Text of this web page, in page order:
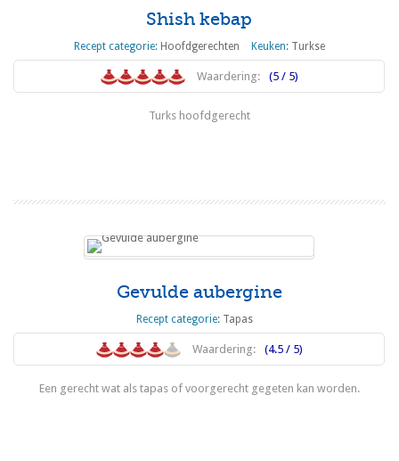
Shish kebap
Recept categorie: Hoofdgerechten Keuken: Turkse
Waardering: (5 / 5)
Turks hoofdgerecht
Gevulde aubergine
Recept categorie: Tapas
Waardering: (4.5 / 5)
Een gerecht wat als tapas of voorgerecht gegeten kan worden.